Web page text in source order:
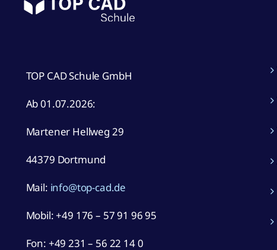
TOP CAD Schule GmbH
Ab 01.07.2026:
Martener Hellweg 29
44379 Dortmund
Mail: info@top-cad.de
Mobil: +49 176 – 57 91 96 95
Fon: +49 231 – 56 22 14 0